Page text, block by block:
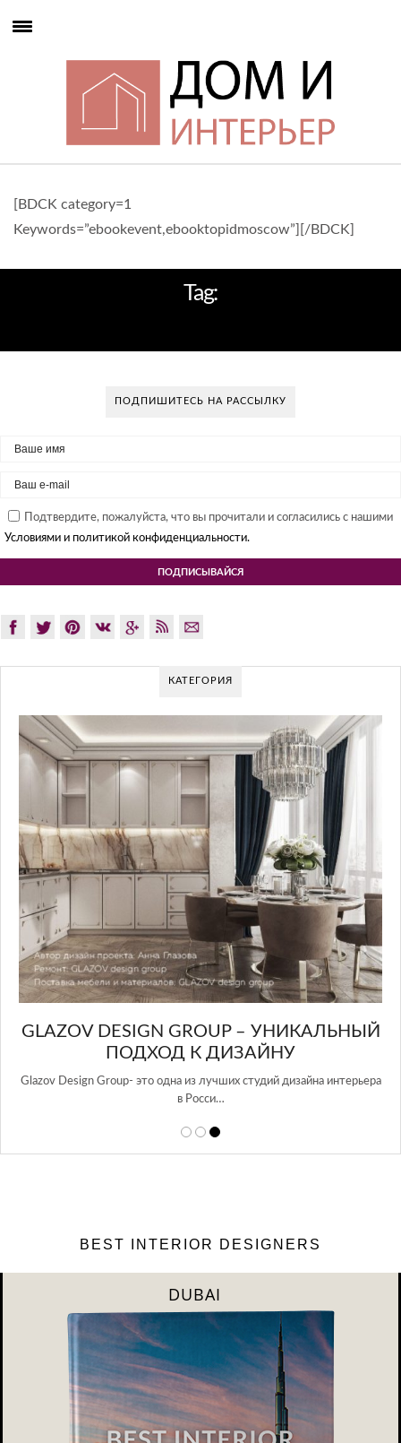
[BDCK category=1
Keywords=”ebookevent,ebooktopidmoscow”][/BDCK]
Tag:
ПОДПИШИТЕСЬ НА РАССЫЛКУ
Подтвердите, пожалуйста, что вы прочитали и согласились с нашими
Условиями и политикой конфиденциальности.
КАТЕГОРИЯ
GLAZOV DESIGN GROUP – УНИКАЛЬНЫЙ
ПОДХОД К ДИЗАЙНУ
Glazov Design Group- это одна из лучших студий дизайна интерьера
в Росси…
BEST INTERIOR DESIGNERS
RIYAHD